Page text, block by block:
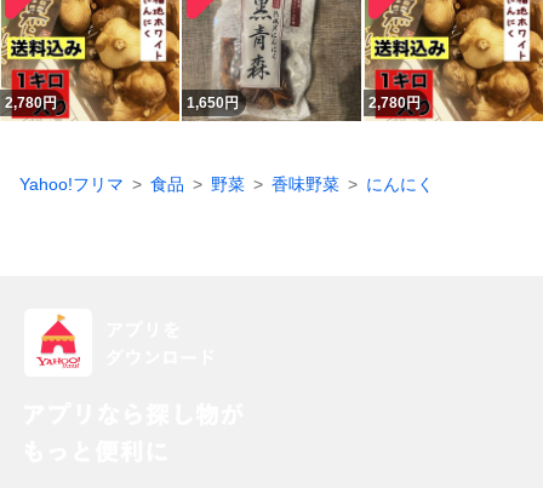
2,780円 1,650円 2,780円
Yahoo!フリマ 食品 野菜 香味野菜 にんにく